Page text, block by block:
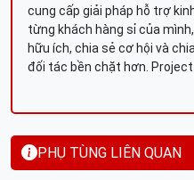
cung cấp giải pháp hỗ trợ
từng khách hàng sỉ của
hữu ích, chia sẻ cơ hội và
đối tác bền chặt hơn. Project
PHỤ TÙNG LIÊN QUAN